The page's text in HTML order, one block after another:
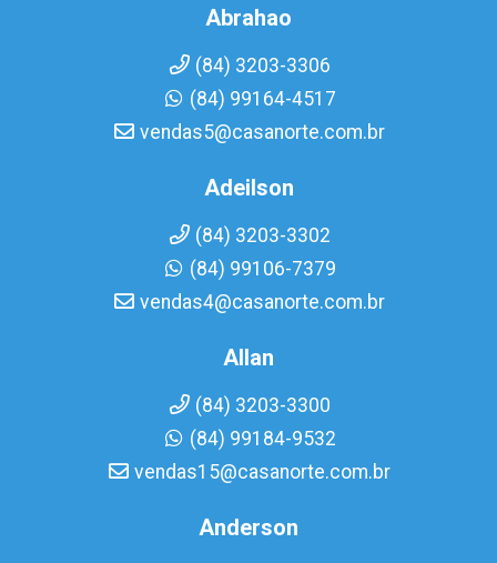
Abrahao
(84) 3203-3306
(84) 99164-4517
vendas5@casanorte.com.br
Adeilson
(84) 3203-3302
(84) 99106-7379
vendas4@casanorte.com.br
Allan
(84) 3203-3300
(84) 99184-9532
vendas15@casanorte.com.br
Anderson